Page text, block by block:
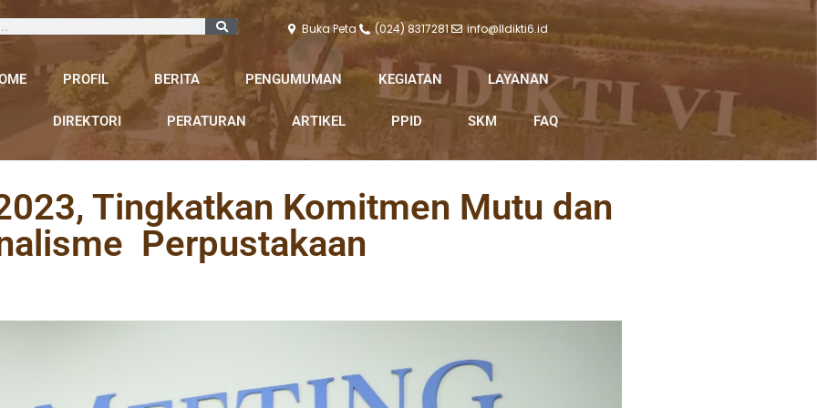
Buka Peta (024) 8317281 info@lldikti6.id
PROFIL BERITA PENGUMUMAN KEGIATAN LAYANAN
DIREKTORI PERATURAN ARTIKEL PPID SKM FAQ
Tingkatkan Komitmen Mutu dan
Perpustakaan